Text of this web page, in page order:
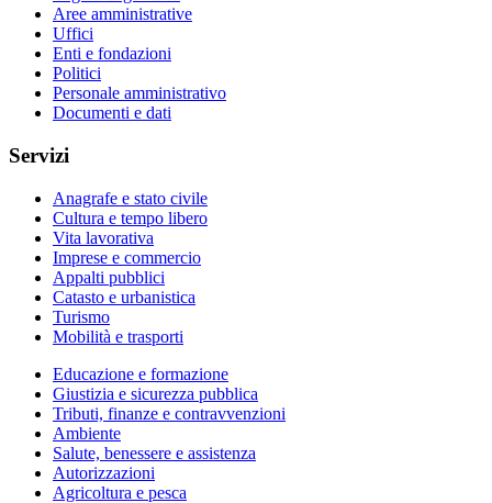
Aree amministrative
Uffici
Enti e fondazioni
Politici
Personale amministrativo
Documenti e dati
Servizi
Anagrafe e stato civile
Cultura e tempo libero
Vita lavorativa
Imprese e commercio
Appalti pubblici
Catasto e urbanistica
Turismo
Mobilità e trasporti
Educazione e formazione
Giustizia e sicurezza pubblica
Tributi, finanze e contravvenzioni
Ambiente
Salute, benessere e assistenza
Autorizzazioni
Agricoltura e pesca